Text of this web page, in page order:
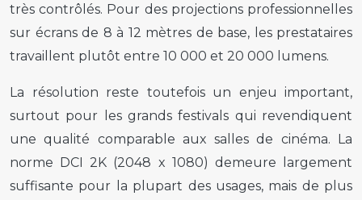
très contrôlés. Pour des projections professionnelles
sur écrans de 8 à 12 mètres de base, les prestataires
travaillent plutôt entre 10 000 et 20 000 lumens.
La résolution reste toutefois un enjeu important,
surtout pour les grands festivals qui revendiquent
une qualité comparable aux salles de cinéma. La
norme DCI 2K (2048 x 1080) demeure largement
suffisante pour la plupart des usages, mais de plus